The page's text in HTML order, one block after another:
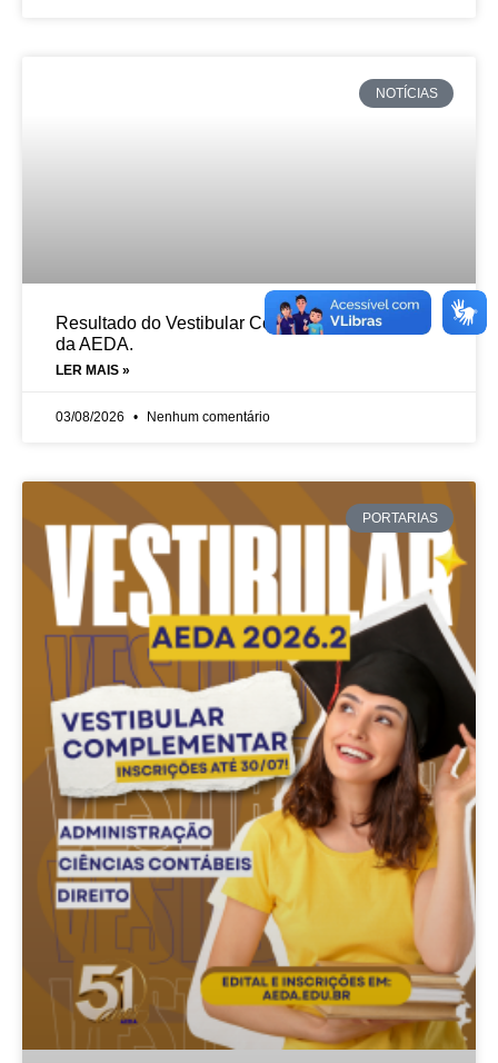
NOTÍCIAS
Resultado do Vestibular Complementar 2026.2
da AEDA.
LER MAIS »
03/08/2026 Nenhum comentário
PORTARIAS